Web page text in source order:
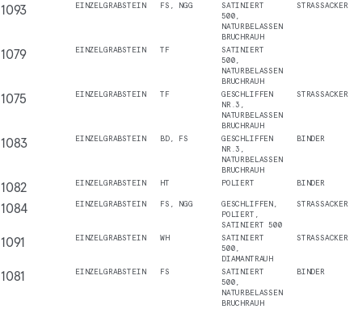
1093 EINZELGRABSTEIN FS, NGG
SATINIERT
500,
NATURBELASSEN
BRUCHRAUH
STRASSACKER
1079 EINZELGRABSTEIN TF
SATINIERT
500,
NATURBELASSEN
BRUCHRAUH
1075 EINZELGRABSTEIN TF
GESCHLIFFEN
NR.3,
NATURBELASSEN
BRUCHRAUH
STRASSACKER
1083 EINZELGRABSTEIN BD, FS
GESCHLIFFEN
NR.3,
NATURBELASSEN
BRUCHRAUH
BINDER
1082 EINZELGRABSTEIN HT POLIERT BINDER
1084 EINZELGRABSTEIN FS, NGG
GESCHLIFFEN,
POLIERT,
SATINIERT 500
STRASSACKER
1091 EINZELGRABSTEIN WH
SATINIERT
500,
DIAMANTRAUH
STRASSACKER
1081 EINZELGRABSTEIN FS
SATINIERT
500,
NATURBELASSEN
BRUCHRAUH
BINDER